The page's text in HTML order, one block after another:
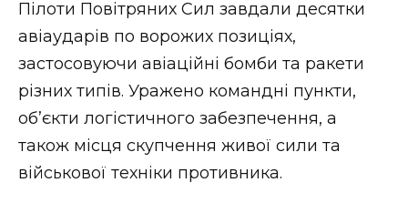
Пілоти Повітряних Сил завдали десятки
авіаударів по ворожих позиціях,
застосовуючи авіаційні бомби та ракети
різних типів. Уражено командні пункти,
об’єкти логістичного забезпечення, а
також місця скупчення живої сили та
військової техніки противника.